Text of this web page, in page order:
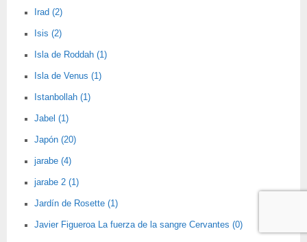
Irad (2)
Isis (2)
Isla de Roddah (1)
Isla de Venus (1)
Istanbollah (1)
Jabel (1)
Japón (20)
jarabe (4)
jarabe 2 (1)
Jardín de Rosette (1)
Javier Figueroa La fuerza de la sangre Cervantes (0)